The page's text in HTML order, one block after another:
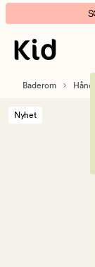
Pom
Pom
håndkle
multi
banner.
Klikk
ESCAPE
pause.
Baderom
Nyhet